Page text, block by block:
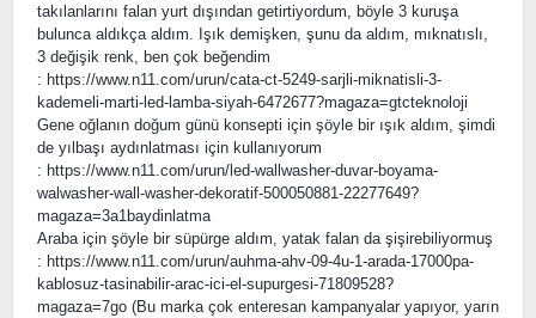
takılanlarını falan yurt dışından getirtiyordum, böyle 3 kuruşa
bulunca aldıkça aldım. Işık demişken, şunu da aldım, mıknatıslı,
3 değişik renk, ben çok beğendim
: https://www.n11.com/urun/cata-ct-5249-sarjli-miknatisli-3-
kademeli-marti-led-lamba-siyah-6472677?magaza=gtcteknoloji
Gene oğlanın doğum günü konsepti için şöyle bir ışık aldım, şimdi
de yılbaşı aydınlatması için kullanıyorum
: https://www.n11.com/urun/led-wallwasher-duvar-boyama-
walwasher-wall-washer-dekoratif-500050881-22277649?
magaza=3a1baydinlatma
Araba için şöyle bir süpürge aldım, yatak falan da şişirebiliyormuş
: https://www.n11.com/urun/auhma-ahv-09-4u-1-arada-17000pa-
kablosuz-tasinabilir-arac-ici-el-supurgesi-71809528?
magaza=7go (Bu marka çok enteresan kampanyalar yapıyor, yarın